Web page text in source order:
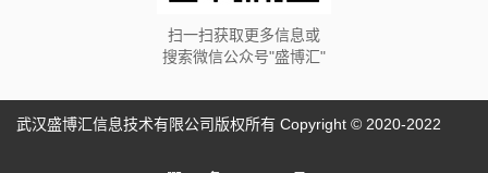
扫一扫获取更多信息或
搜索微信公众号"盛博汇"
武汉盛博汇信息技术有限公司版权所有 Copyright © 2020-2022